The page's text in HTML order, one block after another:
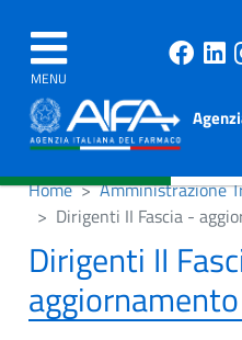
MENU
Home
Amministrazione
Dirigenti II Fascia -
Dirigenti II